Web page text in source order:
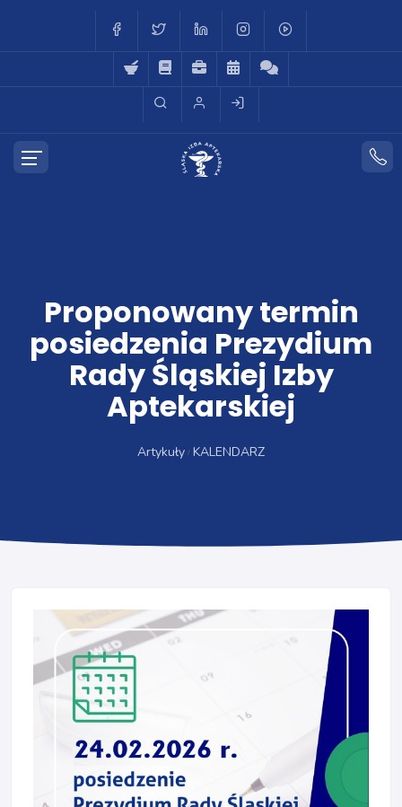
Proponowany termin
posiedzenia Prezydium
Rady Śląskiej Izby
Aptekarskiej
Artykuły KALENDARZ